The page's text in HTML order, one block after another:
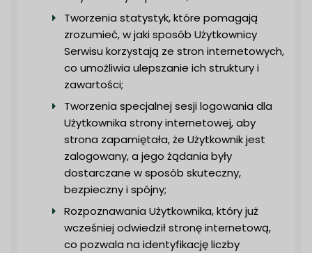
Tworzenia statystyk, które pomagają
zrozumieć, w jaki sposób Użytkownicy
Serwisu korzystają ze stron internetowych,
co umożliwia ulepszanie ich struktury i
zawartości;
Tworzenia specjalnej sesji logowania dla
Użytkownika strony internetowej, aby
strona zapamiętała, że Użytkownik jest
zalogowany, a jego żądania były
dostarczane w sposób skuteczny,
bezpieczny i spójny;
Rozpoznawania Użytkownika, który już
wcześniej odwiedził stronę internetową,
co pozwala na identyfikację liczby